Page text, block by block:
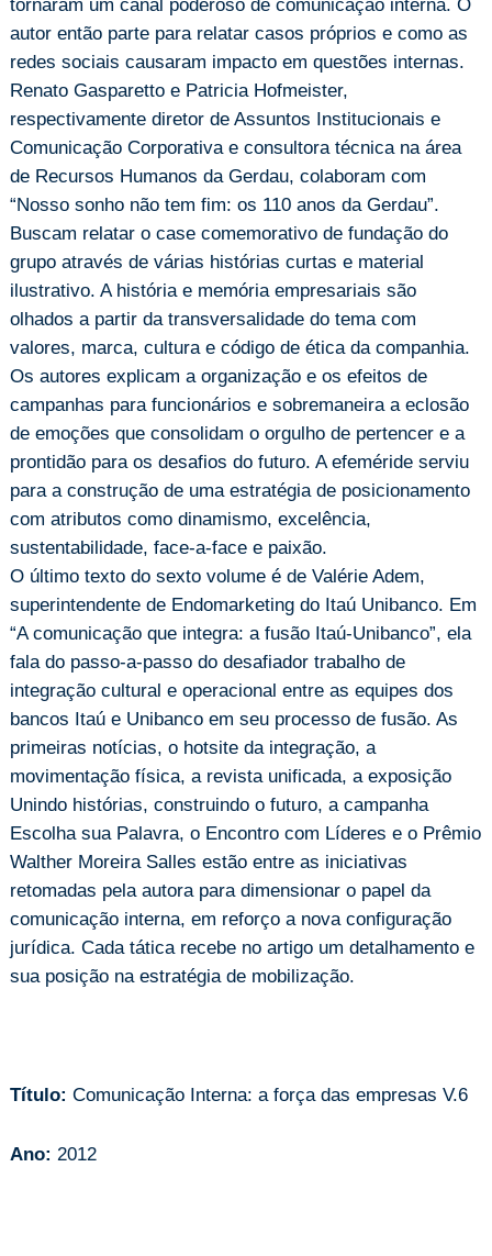
tornaram um canal poderoso de comunicação interna. O
autor então parte para relatar casos próprios e como as
redes sociais causaram impacto em questões internas.
Renato Gasparetto e Patricia Hofmeister,
respectivamente diretor de Assuntos Institucionais e
Comunicação Corporativa e consultora técnica na área
de Recursos Humanos da Gerdau, colaboram com
“Nosso sonho não tem fim: os 110 anos da Gerdau”.
Buscam relatar o case comemorativo de fundação do
grupo através de várias histórias curtas e material
ilustrativo. A história e memória empresariais são
olhados a partir da transversalidade do tema com
valores, marca, cultura e código de ética da companhia.
Os autores explicam a organização e os efeitos de
campanhas para funcionários e sobremaneira a eclosão
de emoções que consolidam o orgulho de pertencer e a
prontidão para os desafios do futuro. A efeméride serviu
para a construção de uma estratégia de posicionamento
com atributos como dinamismo, excelência,
sustentabilidade, face-a-face e paixão.
O último texto do sexto volume é de Valérie Adem,
superintendente de Endomarketing do Itaú Unibanco. Em
“A comunicação que integra: a fusão Itaú-Unibanco”, ela
fala do passo-a-passo do desafiador trabalho de
integração cultural e operacional entre as equipes dos
bancos Itaú e Unibanco em seu processo de fusão. As
primeiras notícias, o hotsite da integração, a
movimentação física, a revista unificada, a exposição
Unindo histórias, construindo o futuro, a campanha
Escolha sua Palavra, o Encontro com Líderes e o Prêmio
Walther Moreira Salles estão entre as iniciativas
retomadas pela autora para dimensionar o papel da
comunicação interna, em reforço a nova configuração
jurídica. Cada tática recebe no artigo um detalhamento e
sua posição na estratégia de mobilização.
Título: Comunicação Interna: a força das empresas V.6
Ano: 2012